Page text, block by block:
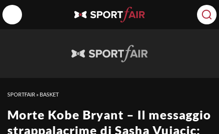
SPORTFAIR » BASKET
Morte Kobe Bryant – Il messaggio
strappalacrime di Sasha Vujacic: